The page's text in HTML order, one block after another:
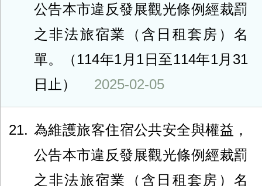
公告本市違反發展觀光條例經裁罰
之非法旅宿業（含日租套房）名
單。（114年1月1日至114年1月31
日止）
2025-02-05
21
為維護旅客住宿公共安全與權益，
公告本市違反發展觀光條例經裁罰
之非法旅宿業（含日租套房）名